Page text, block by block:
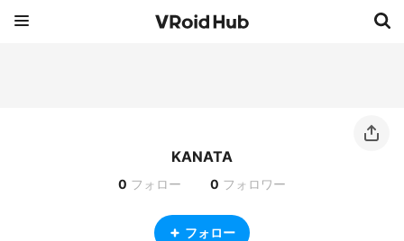
KANATA
0 フォロー 0 フォロワー
フォロー